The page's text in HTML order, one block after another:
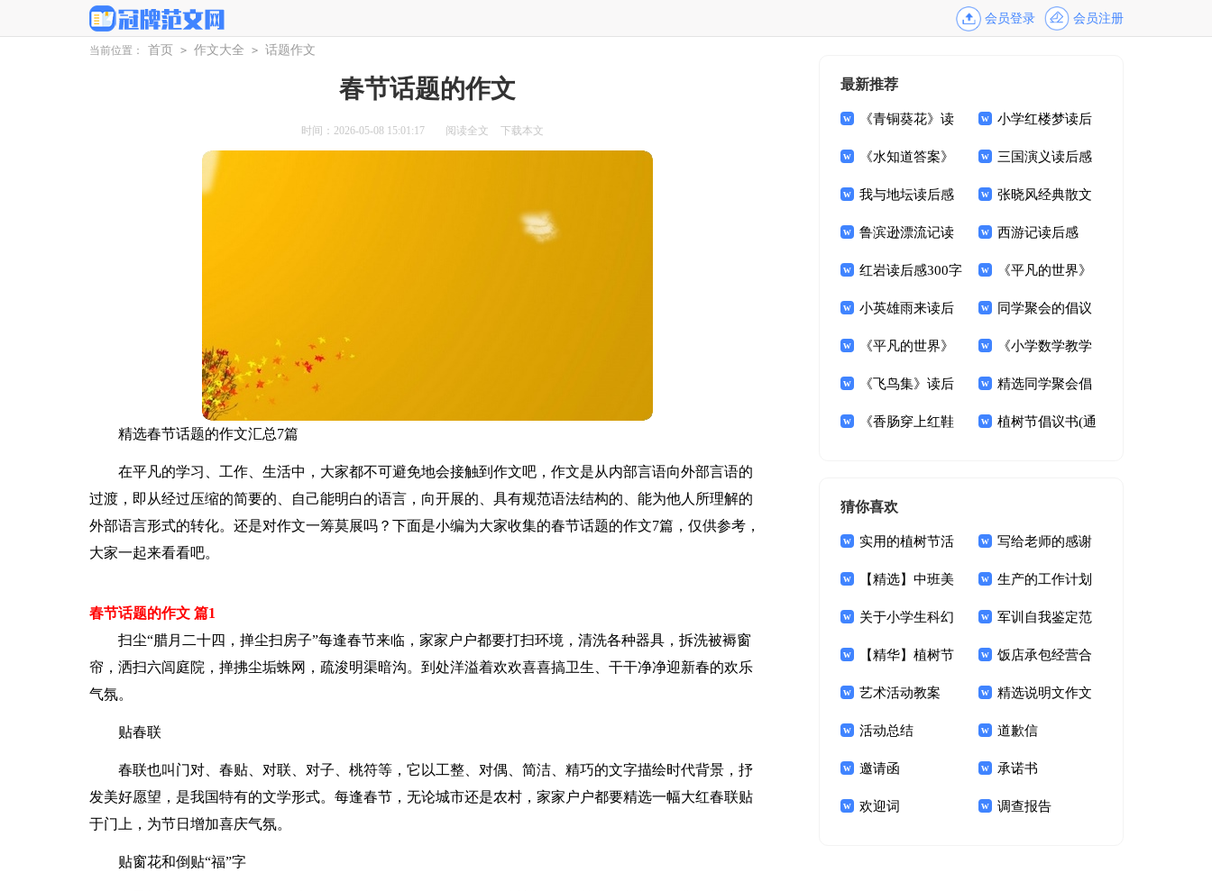
会员登录 会员注册
当前位置： 首页 > 作文大全 > 话题作文
春节话题的作文
时间：2026-05-08 15:01:17 阅读全文 下载本文
精选春节话题的作文汇总7篇
在平凡的学习、工作、生活中，大家都不可避免地会接触到作文吧，作文是从内部言语向外部言语的
过渡，即从经过压缩的简要的、自己能明白的语言，向开展的、具有规范语法结构的、能为他人所理解的
外部语言形式的转化。还是对作文一筹莫展吗？下面是小编为大家收集的春节话题的作文7篇，仅供参考，
大家一起来看看吧。
春节话题的作文 篇1
扫尘“腊月二十四，掸尘扫房子”每逢春节来临，家家户户都要打扫环境，清洗各种器具，拆洗被褥窗
帘，洒扫六闾庭院，掸拂尘垢蛛网，疏浚明渠暗沟。到处洋溢着欢欢喜喜搞卫生、干干净净迎新春的欢乐
气氛。
贴春联
春联也叫门对、春贴、对联、对子、桃符等，它以工整、对偶、简洁、精巧的文字描绘时代背景，抒
发美好愿望，是我国特有的文学形式。每逢春节，无论城市还是农村，家家户户都要精选一幅大红春联贴
于门上，为节日增加喜庆气氛。
贴窗花和倒贴“福”字
最新推荐
《青铜葵花》读
后感合集15篇
小学红楼梦读后
感
《水知道答案》
读后感13篇
三国演义读后感
(集锦15篇)
我与地坛读后感
15篇
张晓风经典散文
集读后感
鲁滨逊漂流记读
后感(汇编15篇)
西游记读后感
【热门】
红岩读后感300字 《平凡的世界》
的读后感
小英雄雨来读后
感(汇编15篇)
同学聚会的倡议
书15篇
《平凡的世界》
读后感(集锦15篇)
《小学数学教学
基本概念解读》读后
感
《飞鸟集》读后
感15篇
精选同学聚会倡
议书模板10篇
《香肠穿上红鞋 植树节倡议书(通
猜你喜欢
实用的植树节活
动方案3篇
写给老师的感谢
信
【精选】中班美
术教案集锦八篇
生产的工作计划
模板集锦9篇
关于小学生科幻
作文集锦5篇
军训自我鉴定范
文
【精华】植树节
活动方案模板汇编八
篇
饭店承包经营合
同合集8篇
艺术活动教案 精选说明文作文
300字合集6篇
活动总结 道歉信
邀请函 承诺书
欢迎词 调查报告